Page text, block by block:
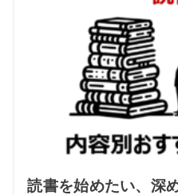
読書を始めたい、深